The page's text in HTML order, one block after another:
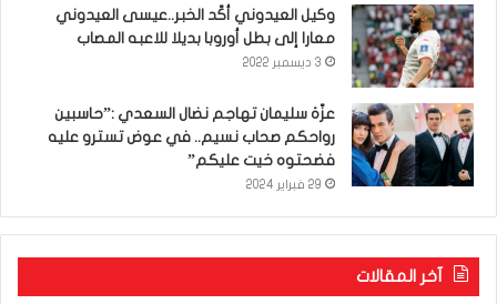
وكيل العيدوني أكّد الخبر..عيسى العيدوني
معارا إلى بطل أوروبا بديلا للاعبه المصاب
3 ديسمبر 2022
عزّة سليمان تهاجم نضال السعدي :”حاسبين
رواحكم صحاب نسيم.. في عوض تسترو عليه
فضحتوه خيت عليكم”
29 فبراير 2024
آخر المقالات